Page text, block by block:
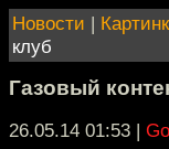
Новости |
клуб
Газовый
26.05.14 01:53 |